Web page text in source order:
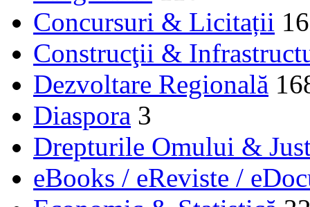
Concursuri & Licitații 16
Construcţii &
Dezvoltare Regională
Diaspora 3
Drepturile Omului &
eBooks / eReviste /